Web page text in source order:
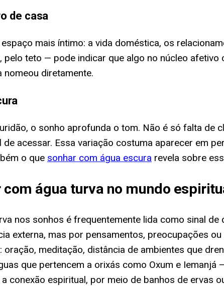
de casa
mais íntimo: a vida doméstica, os
teto — pode indicar que algo no núcleo
nomeou diretamente.
o sonho aprofunda o tom. Não é só falta de
acessar. Essa variação costuma aparecer em
o que sonhar com água escura revela sobre
água turva no mundo
nos sonhos é frequentemente lida como sinal
externa, mas por pensamentos, preocupações
meditação, distância de ambientes que
que pertencem a orixás como Oxum e
conexão espiritual, por meio de banhos de ervas